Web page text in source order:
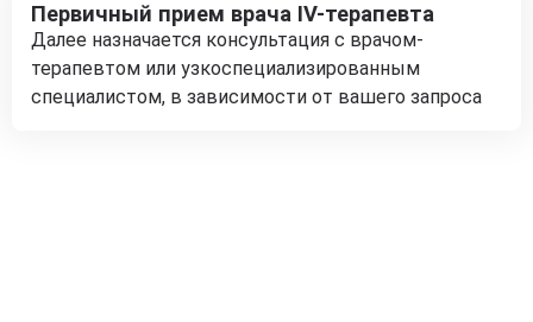
Первичный прием врача IV-терапевта
Далее назначается консультация с врачом-
терапевтом или узкоспециализированным
специалистом, в зависимости от вашего запроса